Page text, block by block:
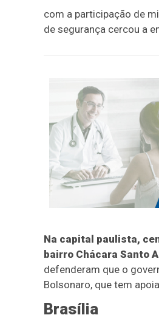
com a participação de
de segurança cercou a
Na capital paulista,
bairro Chácara Santo
defenderam que o
Bolsonaro, que tem
Brasília